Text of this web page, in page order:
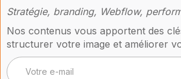
Stratégie, branding, Webflow,
Nos contenus vous apportent des
structurer votre image et améliorer